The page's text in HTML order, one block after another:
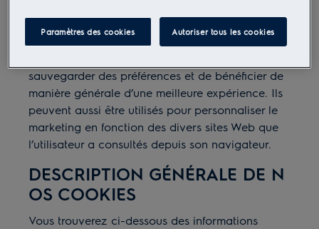
reconnaître l’appareil d’un utilisateur. Ils
permettent également à l’utilisateur de naviguer
sauvegarder des préférences et de bénéficier de
manière générale d’une meilleure expérience. Ils
peuvent aussi être utilisés pour personnaliser le
marketing en fonction des divers sites Web que
l’utilisateur a consultés depuis son navigateur.
DESCRIPTION GÉNÉRALE DE N
OS COOKIES
Vous trouverez ci-dessous des informations
Paramètres des cookies Autoriser tous les cookies